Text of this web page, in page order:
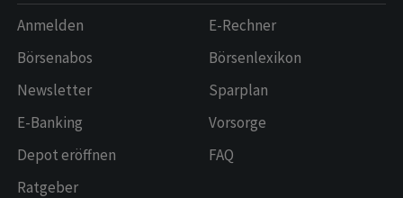
Anmelden
Börsenabos
Newsletter
E-Banking
Depot eröffnen
Ratgeber
E-Rechner
Börsenlexikon
Sparplan
Vorsorge
FAQ